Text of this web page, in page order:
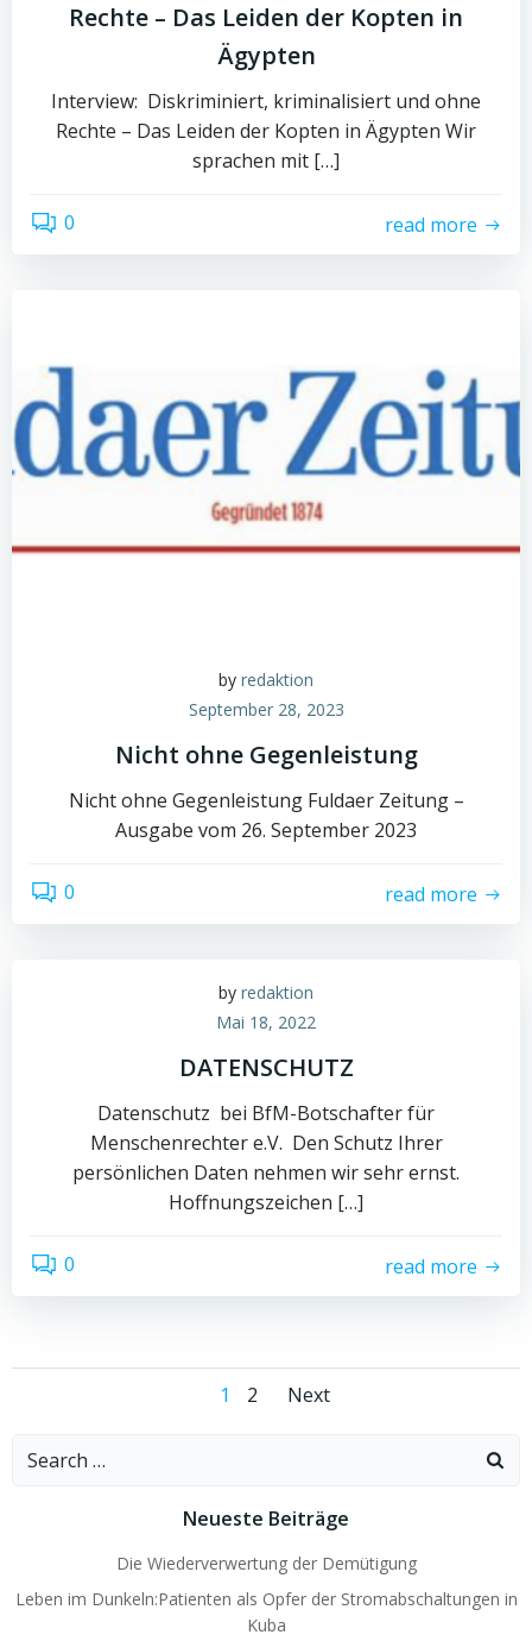
Rechte – Das Leiden der Kopten in
Ägypten
Interview: Diskriminiert, kriminalisiert und ohne
Rechte – Das Leiden der Kopten in Ägypten Wir
sprachen mit […]
0 read more
by redaktion
September 28, 2023
Nicht ohne Gegenleistung
Nicht ohne Gegenleistung Fuldaer Zeitung –
Ausgabe vom 26. September 2023
0 read more
by redaktion
Mai 18, 2022
DATENSCHUTZ
Datenschutz bei BfM-Botschafter für
Menschenrechter e.V. Den Schutz Ihrer
persönlichen Daten nehmen wir sehr ernst.
Hoffnungszeichen […]
0 read more
Posts
Page
1 Page
2
Posts
navigation
Next
Search
Neueste Beiträge
Die Wiederverwertung der Demütigung
Leben im Dunkeln:Patienten als Opfer der Stromabschaltungen in
Kuba